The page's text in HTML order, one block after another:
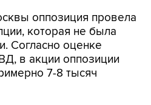
оппозиция провела
которая не была
Согласно оценке
в акции оппозиции
7-8 тысяч